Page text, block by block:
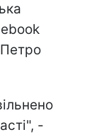
-